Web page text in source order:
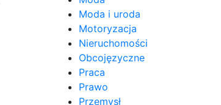
Moda i uroda
Motoryzacja
Nieruchomości
Obcojęzyczne
Praca
Prawo
Przemysł